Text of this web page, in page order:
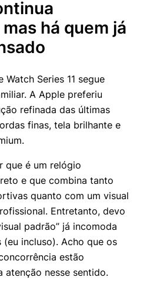
há quem já
Watch Series 11 segue
A Apple preferiu
refinada das últimas
finas, tela brilhante e
que é um relógio
e que combina tanto
quanto com um visual
Entretanto, devo
padrão” já incomoda
(eu incluso). Acho que os
estão
atenção nesse sentido.